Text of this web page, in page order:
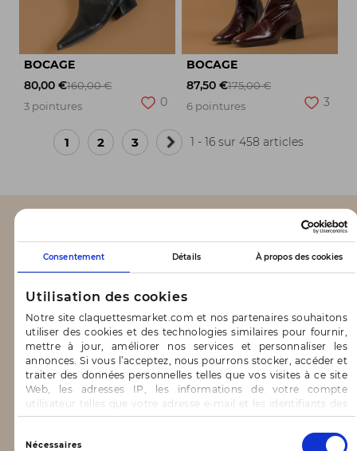
Consentement Détails À propos des cookies
Utilisation des cookies
Notre site claquettesmarket.com et nos partenaires souhaitons
utiliser des cookies et des technologies similaires pour fournir,
mettre à jour, améliorer nos services et personnaliser les
annonces. Si vous l’acceptez, nous pourrons stocker, accéder et
traiter des données personnelles telles que vos visites à ce site
Web, les adresses IP, les informations de votre compte
utilisateur telles que votre adresse e-mail et les identifiants des
cookies.
Vous avez le choix d’« Accepter » pour consentir à ces
utilisations, de « Refuser » pour vous y opposer ou
Nécessaires
BOCAGE
80,00 €160,00 €
3 pointures
0
BOCAGE
87,50 €175,00 €
6 pointures
3
1 2 3
Page
1 - 16 sur 458 articles
CLAQUETTES MARKET
Notre concept
Blog
CONTACT & AIDE
FAQ
Nous contacter
INFORMATIONS